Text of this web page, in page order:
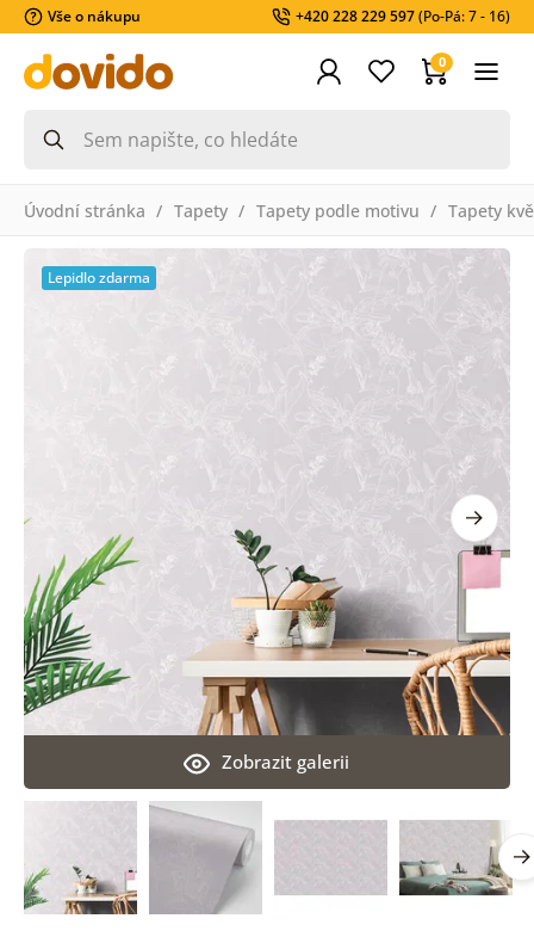
Vše o nákupu +420 228 229 597(Po-Pá: 7 - 16)
0
Úvodní stránka Tapety Tapety podle motivu Tapety
Zobrazit galerii
Lepidlo zdarma